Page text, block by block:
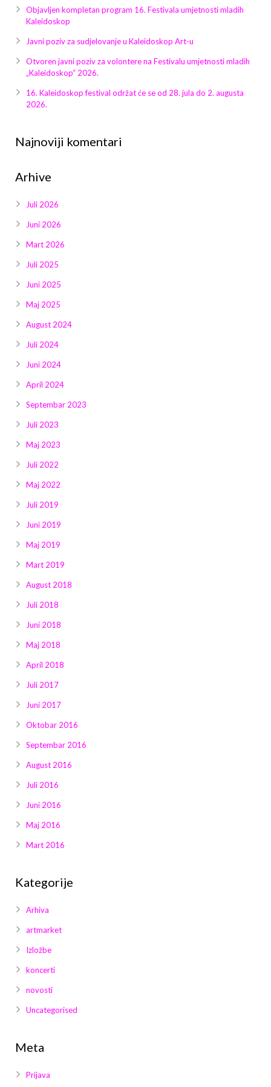
Galerija 2023
Objavljen kompletan program 16. Festivala umjetnosti mladih
Kaleidoskop
Javni poziv za sudjelovanje u Kaleidoskop Art-u
Otvoren javni poziv za volontere na Festivalu umjetnosti mladih
„Kaleidoskop“ 2026.
16. Kaleidoskop festival održat će se od 28. jula do 2. augusta
2026.
Najnoviji komentari
Arhive
Juli 2026
Juni 2026
Mart 2026
Juli 2025
Juni 2025
Maj 2025
August 2024
Juli 2024
Juni 2024
April 2024
Septembar 2023
Juli 2023
Maj 2023
Juli 2022
Maj 2022
Juli 2019
Juni 2019
Maj 2019
Mart 2019
August 2018
Juli 2018
Juni 2018
Maj 2018
April 2018
Juli 2017
Juni 2017
Oktobar 2016
Septembar 2016
August 2016
Juli 2016
Juni 2016
Maj 2016
Mart 2016
Kategorije
Arhiva
artmarket
Izložbe
koncerti
novosti
Uncategorised
Meta
Prijava